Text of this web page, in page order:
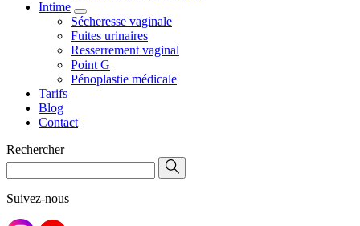
Intime
Sécheresse vaginale
Fuites urinaires
Resserrement vaginal
Point G
Pénoplastie médicale
Tarifs
Blog
Contact
Rechercher
Suivez-nous